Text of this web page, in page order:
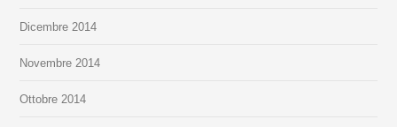
Dicembre 2014
Novembre 2014
Ottobre 2014